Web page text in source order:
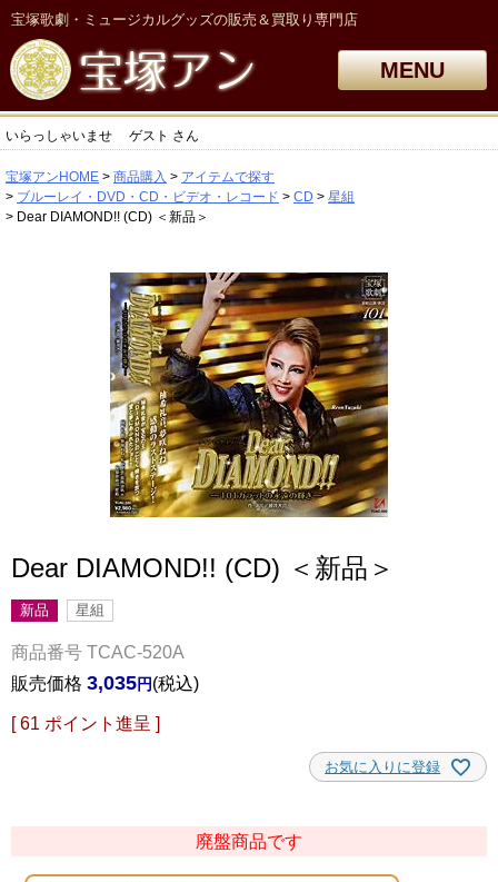
宝塚歌劇・ミュージカルグッズの販売＆買取り専門店
MENU
いらっしゃいませ ゲスト さん
宝塚アンHOME 商品購入
アイテムで探す
ブルーレイ・DVD・CD・ビデオ・レコード
CD
星組
Dear DIAMOND!! (CD) ＜新品＞
Dear DIAMOND!! (CD) ＜新品＞
新品 星組
商品番号 TCAC-520A
販売価格 3,035 税込
[ 61 ポイント進呈 ]
お気に入りに登録
廃盤商品です